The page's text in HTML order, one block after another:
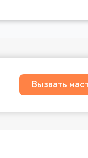
Вызвать